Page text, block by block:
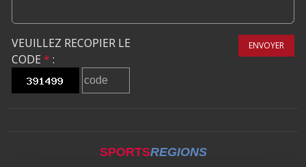
VEUILLEZ RECOPIER LE
CODE * :
ENVOYER
SPORTSREGIONS